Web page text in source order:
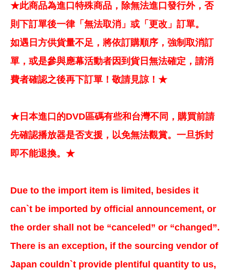
★此商品為進口特殊商品，除無法進口發行外，否
則下訂單後一律「無法取消」或「更改」訂單。
如遇日方供貨量不足，將依訂購順序，強制取消訂
單，或是參與應幕活動者因到貨日無法確定，請消
費者確認之後再下訂單！敬請見諒！★
★日本進口的DVD區碼有些和台灣不同，購買前請
先確認播放器是否支援，以免無法觀賞。一旦拆封
即不能退換。★
Due to the import item is limited, besides it
can`t be imported by official announcement, or
the order shall not be “canceled” or “changed”.
There is an exception, if the sourcing vendor of
Japan couldn`t provide plentiful quantity to us,